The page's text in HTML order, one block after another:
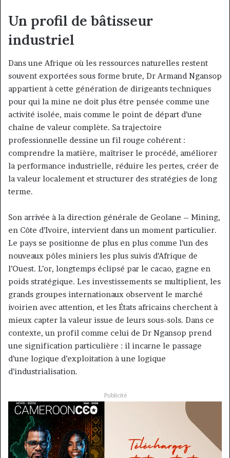
Un profil de bâtisseur
industriel
Dans une Afrique où les ressources naturelles restent
souvent exportées sous forme brute, Dr Armand Ngansop
appartient à cette génération de dirigeants techniques
pour qui la mine ne doit plus être pensée comme une
activité isolée, mais comme le point de départ d’une
chaîne de valeur complète. Sa trajectoire
professionnelle dessine un fil rouge cohérent :
comprendre la matière, maîtriser le procédé, améliorer
la performance industrielle, réduire les pertes, créer de
la valeur localement et structurer des stratégies de long
terme.
Son arrivée à la direction générale de Geolane – Mining,
en Côte d’Ivoire, intervient dans un moment particulier.
Le pays se positionne de plus en plus comme l’un des
nouveaux pôles miniers les plus suivis d’Afrique de
l’Ouest. L’or, longtemps éclipsé par le cacao, gagne en
poids stratégique. Les investissements se multiplient, les
grands groupes internationaux observent le marché
ivoirien avec attention, et les États africains cherchent à
mieux capter la valeur issue de leurs sous-sols. Dans ce
contexte, un profil comme celui de Dr Ngansop prend
une signification particulière : il incarne le passage
d’une logique d’exploitation à une logique
d’industrialisation.
Publicité